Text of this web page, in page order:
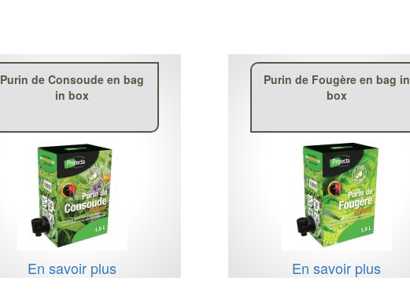
Purin de Consoude en bag
in box
En savoir plus
Purin de Fougère en bag in
box
En savoir plus